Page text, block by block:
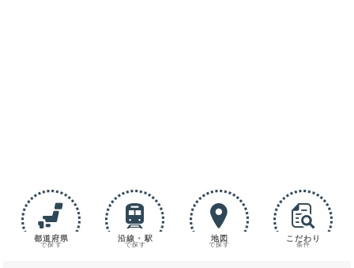
都道府県
で探す
沿線・駅
で探す
地図
で探す
こだわり
条件